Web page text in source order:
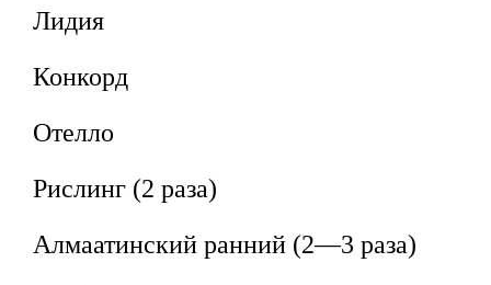
Лидия
Конкорд
Отелло
Рислинг (2 раза)
Алмаатинский ранний (2—3 раза)